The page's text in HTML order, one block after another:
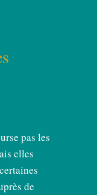
pas les
elles
de